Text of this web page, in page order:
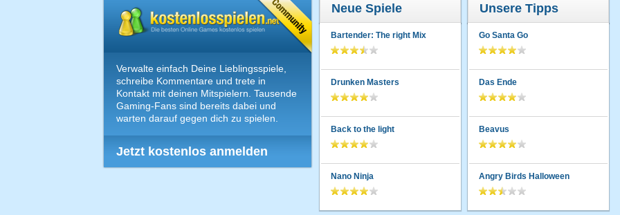
Verwalte einfach Deine Lieblingsspiele,
schreibe Kommentare und trete in
Kontakt mit deinen Mitspielern. Tausende
Gaming-Fans sind bereits dabei und
warten darauf gegen dich zu spielen.
Jetzt kostenlos anmelden
Neue Spiele
Bartender: The right Mix
Drunken Masters
Back to the light
Nano Ninja
Unsere Tipps
Go Santa Go
Das Ende
Beavus
Angry Birds Halloween